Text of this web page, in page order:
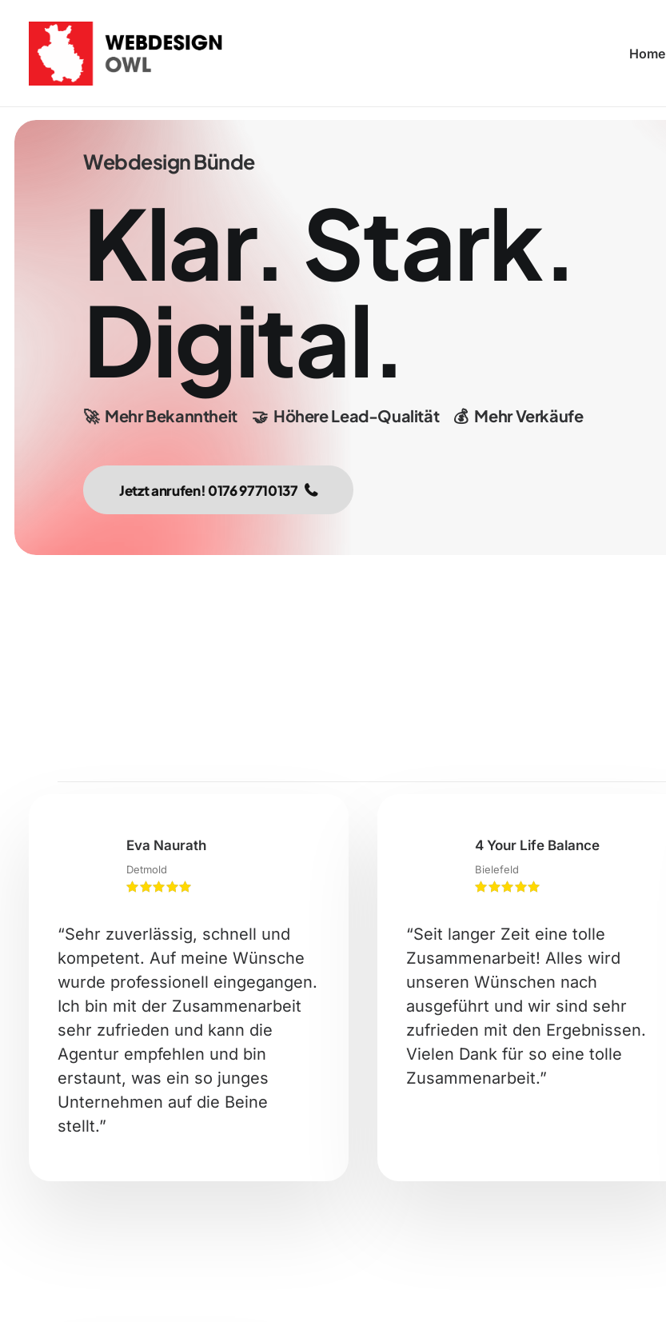
Home
WebdesignBünde
Klar. Stark.
Digital.
🚀 MehrBekanntheit 🤝 HöhereLead-Qualität 💰 MehrVerkäufe
Jetzt anrufen! 0176 97710137
Eva Naurath
Detmold
“Sehr zuverlässig, schnell und
kompetent. Auf meine Wünsche
wurde professionell eingegangen.
Ich bin mit der Zusammenarbeit
sehr zufrieden und kann die
Agentur empfehlen und bin
erstaunt, was ein so junges
Unternehmen auf die Beine
stellt.”
4 Your Life Balance
Bielefeld
“Seit langer Zeit eine tolle
Zusammenarbeit! Alles wird
unseren Wünschen nach
ausgeführt und wir sind sehr
zufrieden mit den Ergebnissen.
Vielen Dank für so eine tolle
Zusammenarbeit.”